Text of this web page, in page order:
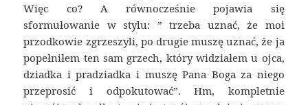
Więc co? A równocześnie pojawia się
sformułowanie w stylu: ” trzeba uznać, że moi
przodkowie zgrzeszyli, po drugie muszę uznać, że ja
popełniłem ten sam grzech, który widziałem u ojca,
dziadka i pradziadka i muszę Pana Boga za niego
przeprosić i odpokutować”. Hm, kompletnie